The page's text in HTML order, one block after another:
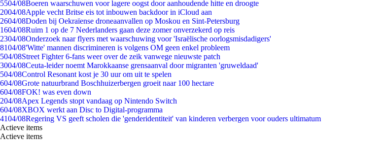
5504/08Boeren waarschuwen voor lagere oogst door aanhoudende hitte en droogte
2004/08Apple vecht Britse eis tot inbouwen backdoor in iCloud aan
2604/08Doden bij Oekraïense droneaanvallen op Moskou en Sint-Petersburg
1604/08Ruim 1 op de 7 Nederlanders gaan deze zomer onverzekerd op reis
2304/08Onderzoek naar flyers met waarschuwing voor 'Israëlische oorlogsmisdadigers'
8104/08'Witte' mannen discrimineren is volgens OM geen enkel probleem
504/08Street Fighter 6-fans weer over de zeik vanwege nieuwste patch
3004/08Ceuta-leider noemt Marokkaanse grensaanval door migranten 'gruweldaad'
504/08Control Resonant kost je 30 uur om uit te spelen
604/08Grote natuurbrand Boschhuizerbergen groeit naar 100 hectare
604/08FOK! was even down
204/08Apex Legends stopt vandaag op Nintendo Switch
604/08XBOX werkt aan Disc to Digital-programma
4104/08Regering VS geeft scholen die 'genderidentiteit' van kinderen verbergen voor ouders ultimatum
Actieve items
Actieve items